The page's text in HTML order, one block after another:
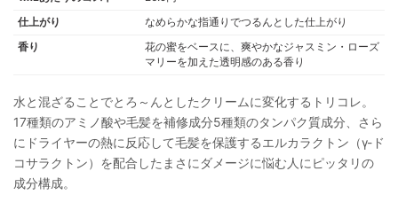
水分解コムギタンパク、フェノキシエタノール、アスパラギン酸、ロイシ
ン、ショウブ根エキス、トウキンセンカ花エキス、チャ葉エキス、パセリ
ウ根エキス、ドクダミエキス、ラベンダーエキス、コメヌカエキス、エゴ
マ葉エキス、セージ葉エキス、セイヨウイラクサエキス、キウイエキス、
チロシン、フェニルアラニン、プロリン、トレオニン、バリン、イソロイ
シン、ヒスチジン、システイン、メチオニン
仕上がり
なめらかな指通りでつるんとした仕上がり
香り
花の蜜をベースに、爽やかなジャスミン・ローズ
マリーを加えた透明感のある香り
水と混ざることでとろ～んとしたクリームに変化するトリコレ。
17種類のアミノ酸や毛髪を補修成分5種類のタンパク質成分、さら
にドライヤーの熱に反応して毛髪を保護するエルカラクトン（γ-ド
コサラクトン）を配合したまさにダメージに悩む人にピッタリの
成分構成。